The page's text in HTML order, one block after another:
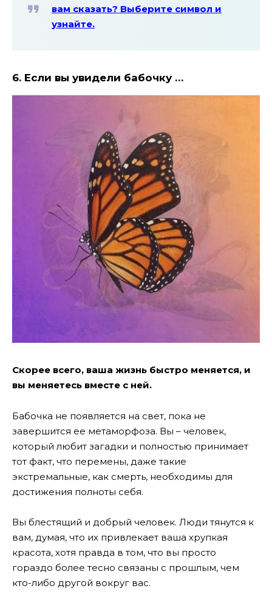
вам сказать? Выберите символ и
узнайте.
6. Если вы увидели бабочку …
Скорее всего, ваша жизнь быстро меняется, и
вы меняетесь вместе с ней.
Бабочка не появляется на свет, пока не
завершится ее метаморфоза. Вы – человек,
который любит загадки и полностью принимает
тот факт, что перемены, даже такие
экстремальные, как смерть, необходимы для
достижения полноты себя.
Вы блестящий и добрый человек. Люди тянутся к
вам, думая, что их привлекает ваша хрупкая
красота, хотя правда в том, что вы просто
гораздо более тесно связаны с прошлым, чем
кто-либо другой вокруг вас.